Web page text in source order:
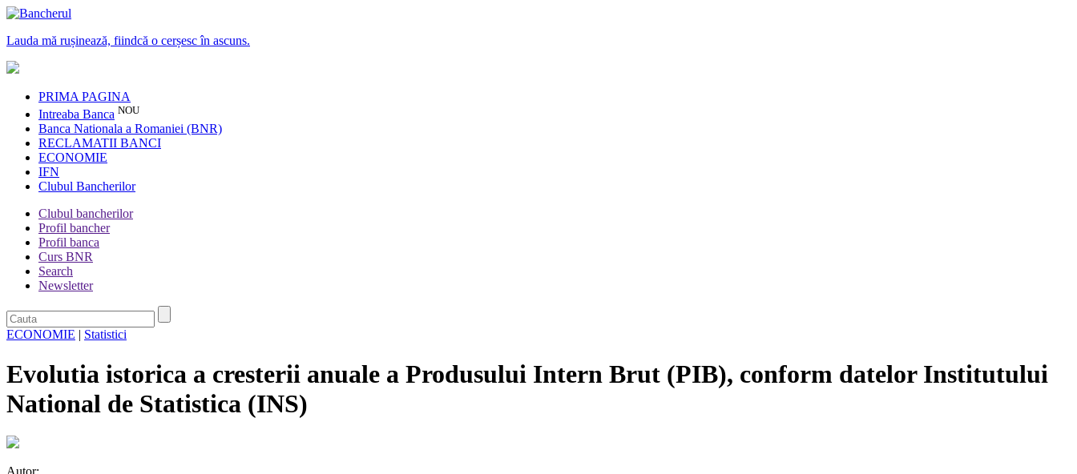
Lauda mă rușinează, fiindcă o cerșesc în ascuns.
PRIMA PAGINA
Intreaba Banca NOU
Banca Nationala a Romaniei (BNR)
RECLAMATII BANCI
ECONOMIE
IFN
Clubul Bancherilor
Clubul bancherilor
Profil bancher
Profil banca
Curs BNR
Search
Newsletter
ECONOMIE | Statistici
Evolutia istorica a cresterii anuale a Produsului Intern Brut (PIB), conform datelor Institutului
National de Statistica (INS)